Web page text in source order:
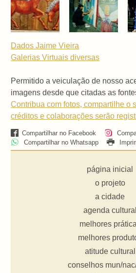
Dados Jaime Vieira
Galerias Virtuaisdiversas
Permitido a veiculação de nosso
imagens desde que citadas as
Contribua com fotos, compartilhe o
créditos e colaborações serão
Compartilhar no Facebook
Compartilhar no Whatsapp
página inicial
o projeto
a cidade
agenda cultural
melhores
melhores
atitude cultural
conselhos mun/